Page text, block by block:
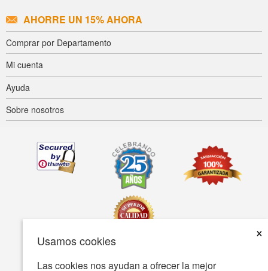
Usamos cookies
×
Las cookies nos ayudan a ofrecer la mejor
AHORRE UN 15% AHORA
Comprar por Departamento
Mi cuenta
Ayuda
Sobre nosotros
Accesibilidad Condiciones de uso Política de privacidad